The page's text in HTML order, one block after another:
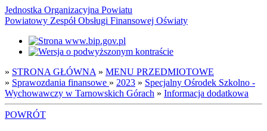
Jednostka Organizacyjna Powiatu
Powiatowy Zespół Obsługi Finansowej Oświaty
» STRONA GŁÓWNA » MENU PRZEDMIOTOWE
» Sprawozdania finansowe » 2023 » Specjalny Ośrodek Szkolno -
Wychowawczy w Tarnowskich Górach » Informacja dodatkowa
POWRÓT